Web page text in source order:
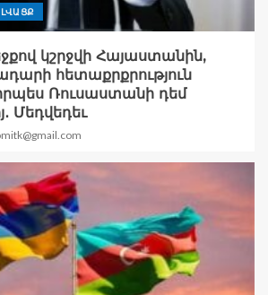
կշրջվի Հայաստանին,
հետաքրքրություն
Ռուսաստանի դեմ
Մեդվեդեւ